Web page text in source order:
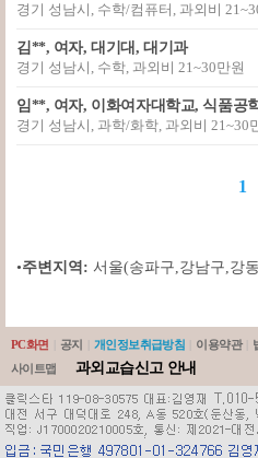
경기 성남시, 수학/컴퓨터, 과외비
김**, 여자, 대기대, 대기과
경기 성남시, 수학, 과외비 21~30만원
임**, 여자, 이화여자대학교, 식품공
경기 성남시, 과학/화학, 과외비 21~30
1
•주변지역: 서울(송파구,강남구,강
PC화면 공지 개인정보취급방침 이용약관
사이트맵
과외교습신고 안내